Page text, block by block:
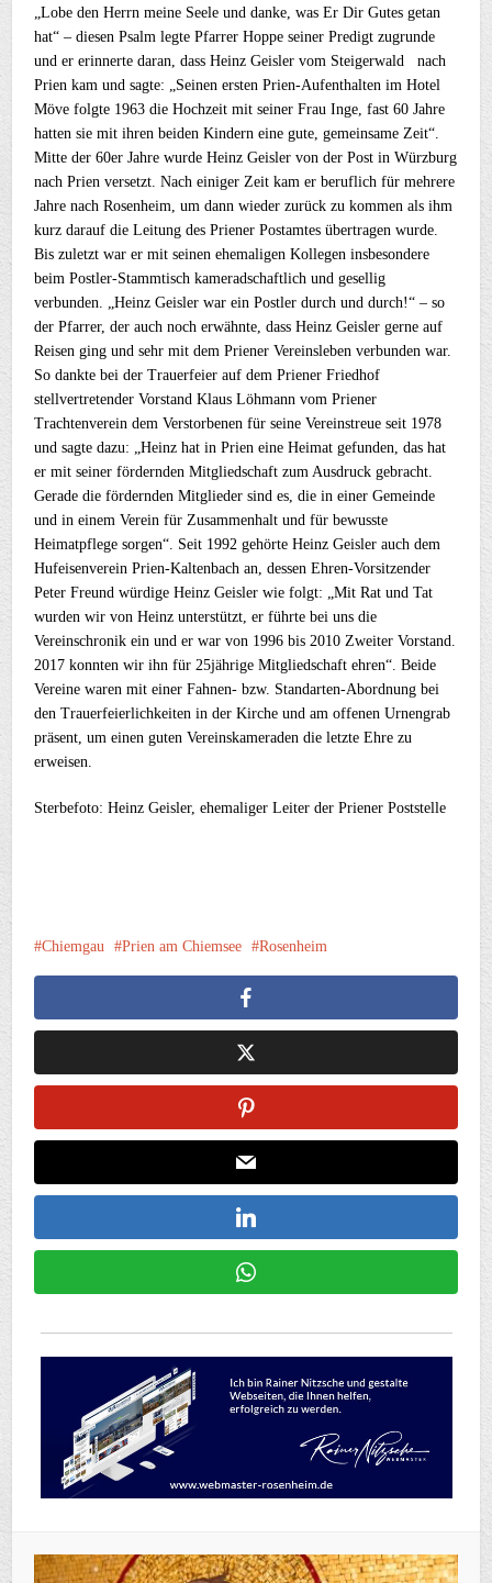
„Lobe den Herrn meine Seele und danke, was Er Dir Gutes getan
hat“ – diesen Psalm legte Pfarrer Hoppe seiner Predigt zugrunde
und er erinnerte daran, dass Heinz Geisler vom Steigerwald nach
Prien kam und sagte: „Seinen ersten Prien-Aufenthalten im Hotel
Möve folgte 1963 die Hochzeit mit seiner Frau Inge, fast 60 Jahre
hatten sie mit ihren beiden Kindern eine gute, gemeinsame Zeit“.
Mitte der 60er Jahre wurde Heinz Geisler von der Post in Würzburg
nach Prien versetzt. Nach einiger Zeit kam er beruflich für mehrere
Jahre nach Rosenheim, um dann wieder zurück zu kommen als ihm
kurz darauf die Leitung des Priener Postamtes übertragen wurde.
Bis zuletzt war er mit seinen ehemaligen Kollegen insbesondere
beim Postler-Stammtisch kameradschaftlich und gesellig
verbunden. „Heinz Geisler war ein Postler durch und durch!“ – so
der Pfarrer, der auch noch erwähnte, dass Heinz Geisler gerne auf
Reisen ging und sehr mit dem Priener Vereinsleben verbunden war.
So dankte bei der Trauerfeier auf dem Priener Friedhof
stellvertretender Vorstand Klaus Löhmann vom Priener
Trachtenverein dem Verstorbenen für seine Vereinstreue seit 1978
und sagte dazu: „Heinz hat in Prien eine Heimat gefunden, das hat
er mit seiner fördernden Mitgliedschaft zum Ausdruck gebracht.
Gerade die fördernden Mitglieder sind es, die in einer Gemeinde
und in einem Verein für Zusammenhalt und für bewusste
Heimatpflege sorgen“. Seit 1992 gehörte Heinz Geisler auch dem
Hufeisenverein Prien-Kaltenbach an, dessen Ehren-Vorsitzender
Peter Freund würdige Heinz Geisler wie folgt: „Mit Rat und Tat
wurden wir von Heinz unterstützt, er führte bei uns die
Vereinschronik ein und er war von 1996 bis 2010 Zweiter Vorstand.
2017 konnten wir ihn für 25jährige Mitgliedschaft ehren“. Beide
Vereine waren mit einer Fahnen- bzw. Standarten-Abordnung bei
den Trauerfeierlichkeiten in der Kirche und am offenen Urnengrab
präsent, um einen guten Vereinskameraden die letzte Ehre zu
erweisen.
Sterbefoto: Heinz Geisler, ehemaliger Leiter der Priener Poststelle
Chiemgau Prien am Chiemsee Rosenheim